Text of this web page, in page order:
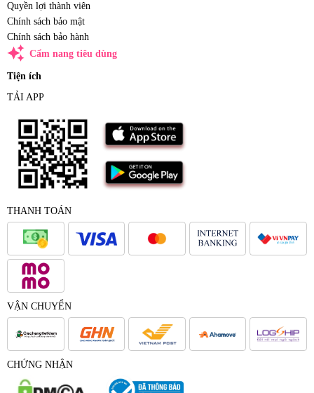
Quyền lợi thành viên
Chính sách bảo mật
Chính sách bảo hành
auto_awesome Cẩm nang tiêu dùng
Tiện ích
TẢI APP
THANH TOÁN
VẬN CHUYỂN
CHỨNG NHẬN